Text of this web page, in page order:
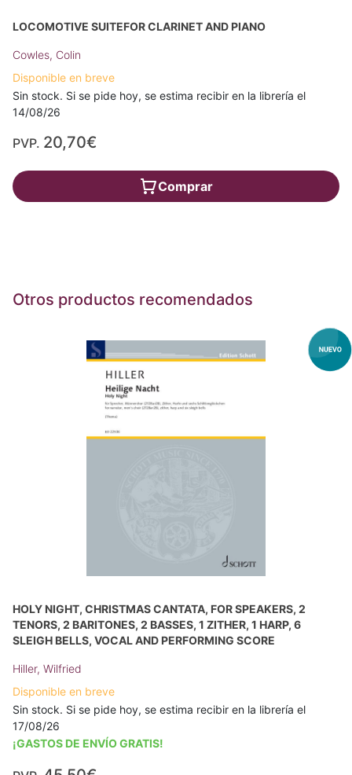
LOCOMOTIVE SUITEFOR CLARINET AND PIANO
Cowles, Colin
Disponible en breve
Sin stock. Si se pide hoy, se estima recibir en la librería el
14/08/26
PVP. 20,70€
Comprar
Otros productos recomendados
HOLY NIGHT, CHRISTMAS CANTATA, FOR SPEAKERS, 2
TENORS, 2 BARITONES, 2 BASSES, 1 ZITHER, 1 HARP, 6
SLEIGH BELLS, VOCAL AND PERFORMING SCORE
Hiller, Wilfried
Disponible en breve
Sin stock. Si se pide hoy, se estima recibir en la librería el
17/08/26
¡GASTOS DE ENVÍO GRATIS!